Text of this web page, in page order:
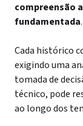
compreensão
fundamentada.
Cada histórico
exigindo uma
tomada de
técnico, pode
ao longo dos